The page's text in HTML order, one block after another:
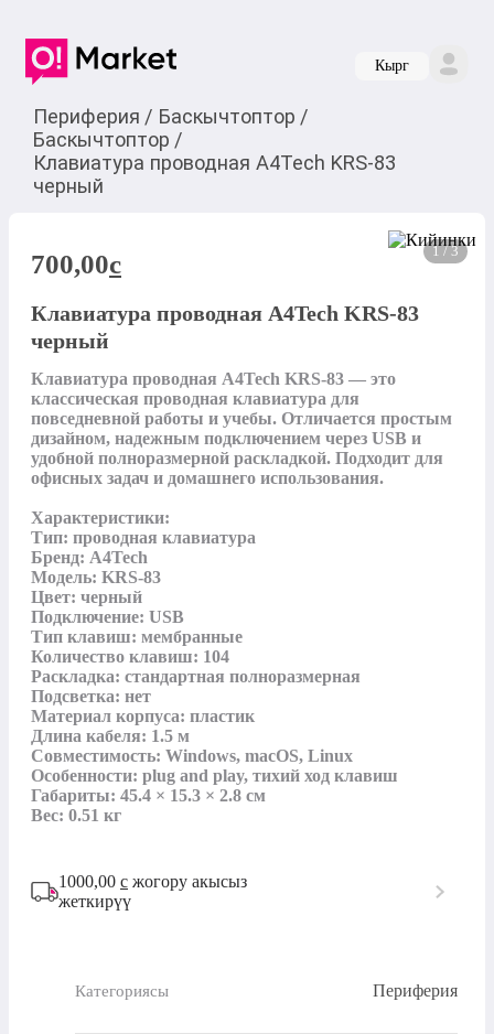
Кырг
Периферия / Баскычтоптор /
Баскычтоптор /
Клавиатура проводная A4Tech KRS-83
черный
1 / 3
700,00c
Клавиатура проводная A4Tech KRS-83
черный
Клавиатура проводная A4Tech KRS-83 — это
классическая проводная клавиатура для
повседневной работы и учебы. Отличается простым
дизайном, надежным подключением через USB и
удобной полноразмерной раскладкой. Подходит для
офисных задач и домашнего использования.
Характеристики:
Тип: проводная клавиатура
Бренд: A4Tech
Модель: KRS-83
Цвет: черный
Подключение: USB
Тип клавиш: мембранные
Количество клавиш: 104
Раскладка: стандартная полноразмерная
Подсветка: нет
Материал корпуса: пластик
Длина кабеля: 1.5 м
Совместимость: Windows, macOS, Linux
Особенности: plug and play, тихий ход клавиш
Габариты: 45.4 × 15.3 × 2.8 см
Вес: 0.51 кг
1000,00 с жогору акысыз
жеткирүү
Категориясы Периферия